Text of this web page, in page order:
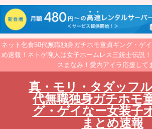
ネット乞食50代無職独身ガチホモ童貞ギング・ゲ
め速報！ネトゲ廃人は女子ホームレス三銃士伝説
スまなみ！愛内アイラ応援して
真・モリ・タダッフ
代無職独身ガチホモ
グ・ゲイなー女装子
まとめ速報